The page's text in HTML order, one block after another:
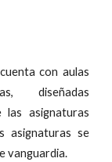
con aulas
diseñadas
las asignaturas
asignaturas se
vanguardia.